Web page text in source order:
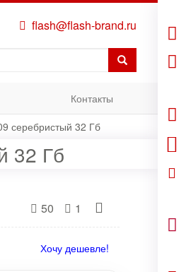
flash@flash-brand.ru
Контакты
серебристый 32 Гб
32 Гб
50 1
Хочу дешевле!